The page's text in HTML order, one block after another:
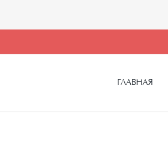
ГЛАВНАЯ